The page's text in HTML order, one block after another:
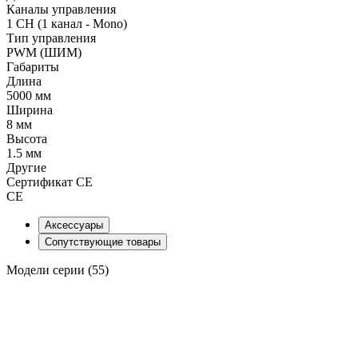
Каналы управления
1 CH (1 канал - Mono)
Тип управления
PWM (ШИМ)
Габариты
Длина
5000 мм
Ширина
8 мм
Высота
1.5 мм
Другие
Сертификат CE
CE
Аксессуары
Сопутствующие товары
Модели серии (55)